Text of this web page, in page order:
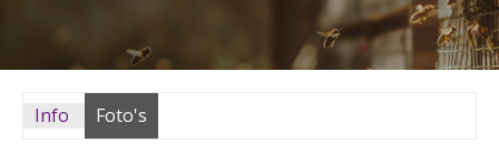
Info Foto's